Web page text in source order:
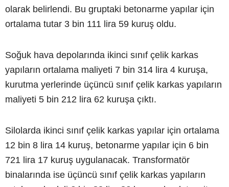
olarak belirlendi. Bu gruptaki betonarme yapılar için
ortalama tutar 3 bin 111 lira 59 kuruş oldu.
Soğuk hava depolarında ikinci sınıf çelik karkas
yapıların ortalama maliyeti 7 bin 314 lira 4 kuruşa,
kurutma yerlerinde üçüncü sınıf çelik karkas yapıların
maliyeti 5 bin 212 lira 62 kuruşa çıktı.
Silolarda ikinci sınıf çelik karkas yapılar için ortalama
12 bin 8 lira 14 kuruş, betonarme yapılar için 6 bin
721 lira 17 kuruş uygulanacak. Transformatör
binalarında ise üçüncü sınıf çelik karkas yapıların